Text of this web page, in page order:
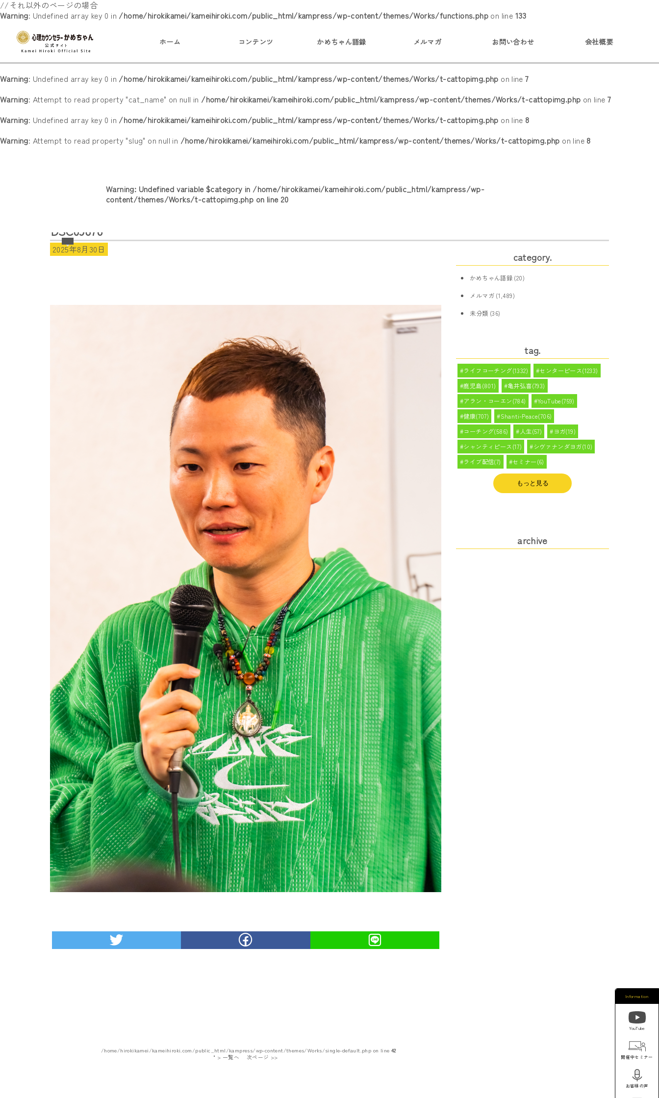
//それ以外のページの場合
Warning: Undefined array key 0 in /home/hirokikamei/kameihiroki.com/public_html/kampress/wp-content/themes/Works/functions.phpon line 133
ホーム コンテンツ かめちゃん語録 メルマガ お問い合わせ 会社概要
Information
YouTube
開催中セミナー
お客様の声
Warning: Undefined array key 0 in /home/hirokikamei/kameihiroki.com/public_html/kampress/wp-content/themes/Works/t-cattopimg.php on line7
Warning: Attempt to read property "cat_name" on null in /home/hirokikamei/kameihiroki.com/public_html/kampress/wp-content/themes/Works/t-cattopimg.php on line 7
Warning: Undefined array key 0 in /home/hirokikamei/kameihiroki.com/public_html/kampress/wp-content/themes/Works/t-cattopimg.php on line 8
Warning: Attempt to read property "slug" on null in /home/hirokikamei/kameihiroki.com/public_html/kampress/wp-content/themes/Works/t-cattopimg.php on line 8
Warning: Undefined variable $category in /home/hirokikamei/kameihiroki.com/public_html/kampress/wp-
content/themes/Works/t-cattopimg.php on line 20
DSC09876
2025年8月30日
/home/hirokikamei/kameihiroki.com/public_html/kampress/wp-content/themes/Works/single-default.php on line 42
" > 一覧へ
次ページ >>
category.
かめちゃん語録 (20)
メルマガ(1,489)
未分類 (36)
tag.
ライフコーチング(1332)
センターピース(1233)
鹿児島(801)
亀井弘喜(793)
アラン・コーエン(784)
YouTube(759)
健康(707)
Shanti-Peace(706)
コーチング(586)
人生(57)
ヨガ(19)
シャンティピース(17)
シヴァナンダヨガ(10)
ライブ配信(7)
セミナー(6)
もっと見る
archive